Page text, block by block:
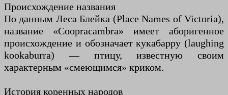
Происхождение названия
По данным Леса Блейка (Place Names of Victoria),
название «Coopracambra» имеет аборигенное
происхождение и обозначает кукабарру (laughing
kookaburra) — птицу, известную своим
характерным «смеющимся» криком.
История коренных народов